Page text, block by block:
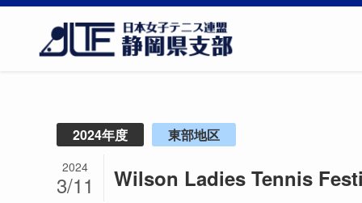
2024年度 東部地区
Wilson Ladies Tennis
2024
3/11